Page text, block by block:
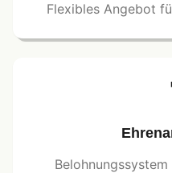
Flexibles Angebot